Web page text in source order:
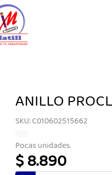
ANILLO
SKU: C010602515662
Pocas unidades.
$ 8.890